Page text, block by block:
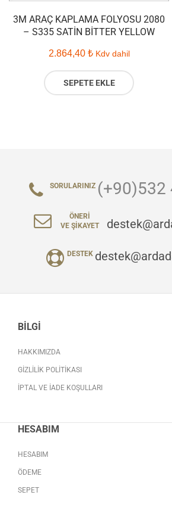
3M ARAÇ KAPLAMA FOLYOSU 2080
– S335 SATIN BITTER YELLOW
2.864,40 ₺ Kdv dahil
SEPETE EKLE
SORULARINIZ (+90)532
ÖNERI
VE ŞIKAYET
DESTEK
BILGI
HAKKIMIZDA
GIZLILIK POLITIKASI
İPTAL VE İADE KOŞULLARI
HESABIM
HESABIM
ÖDEME
SEPET